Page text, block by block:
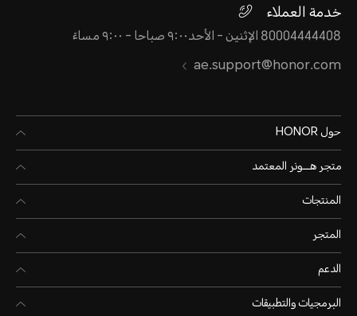
خدمة العملاء
80004444408 الإثنين - الأحد٩:٠٠ صباحا - ٩:٠٠ مساءً
ae.support@honor.com
حول HONOR
متجر هـــونر المعتمد
المنتجات
المتجر
الدعم
البرمجيات والتطبيقات